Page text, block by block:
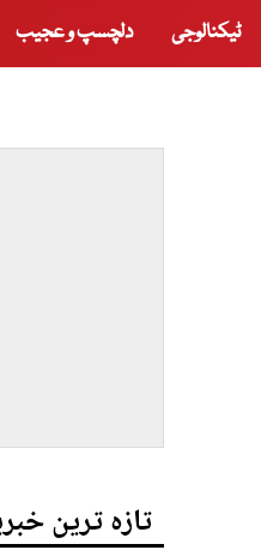
ٹیکنالوجی دلچسپ و عجیب
تازہ ترین